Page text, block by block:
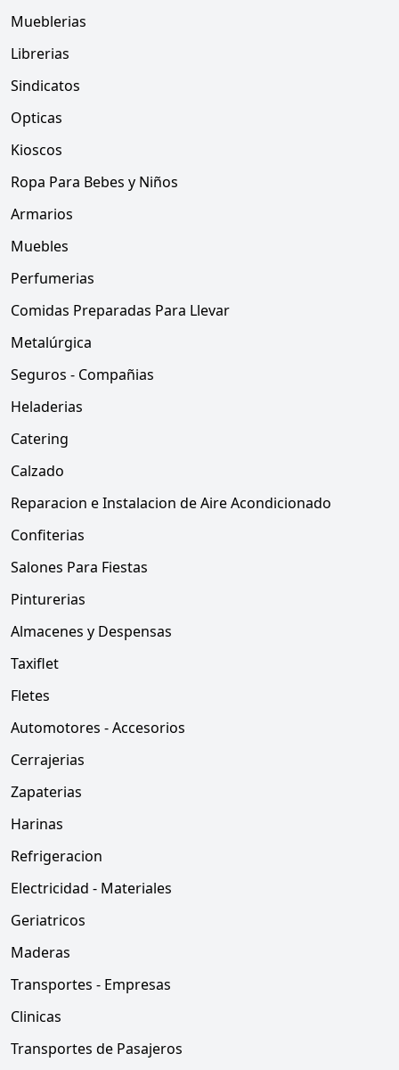
Mueblerias
Librerias
Sindicatos
Opticas
Kioscos
Ropa Para Bebes y Niños
Armarios
Muebles
Perfumerias
Comidas Preparadas Para Llevar
Metalúrgica
Seguros - Compañias
Heladerias
Catering
Calzado
Reparacion e Instalacion de Aire Acondicionado
Confiterias
Salones Para Fiestas
Pinturerias
Almacenes y Despensas
Taxiflet
Fletes
Automotores - Accesorios
Cerrajerias
Zapaterias
Harinas
Refrigeracion
Electricidad - Materiales
Geriatricos
Maderas
Transportes - Empresas
Clinicas
Transportes de Pasajeros